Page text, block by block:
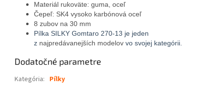
Materiál rukoväte: guma, oceľ
Čepeľ: SK4 vysoko karbónová oceľ
8 zubov na 30 mm
Pílka SILKY Gomtaro 270-13 je jeden
z najpredávanejších modelov vo svojej kategórii.
Dodatočné parametre
Kategória: Pílky